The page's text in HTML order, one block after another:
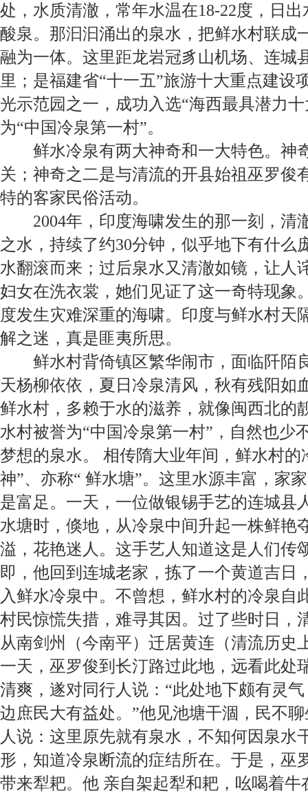
处，水质清澈，常年水温在18-22度，日出
酸泉。那汩汩涌出的泉水，把鲜水村联成
融为一体。这里距龙岩冠豸山机场、连城
里；是福建省“十一五”旅游十大重点建设
光示范园之一，成功入选“海西最具潜力
为“中国冷泉第一村”。
鲜水冷泉有两大神奇和一大特色。神
关；神奇之二是与清流的开县始祖巫罗俊
特的客家民俗活动。
2004年，印度海啸发生的那一刻，清
之水，持续了约30分钟，似乎地下有什么
水翻滚而来；过后泉水又清澈如镜，让人
妇女在洗衣裳，她们见证了这一奇特现象
度发生灾难深重的海啸。印度与鲜水村天
解之迷，真是匪夷所思。
鲜水村背倚镇区繁华闹市，面临阡陌
天杨柳依依，夏日冷泉清风，秋有残阳如
鲜水村，多赖于水的滋养，就像闽西北的
水村被誉为“中国冷泉第一村”，自然也少
梦想的泉水。
相传隋大业年间，鲜水村
神”、亦称“ 鲜水塘”。这里水源丰富，家
是富足。一天，一位做银锡手艺的连城县
水塘时，倏地，从冷泉中间升起一株鲜艳
溢，花艳迷人。这手艺人知道这是人们传
即，他回到连城老家，拣了一个黄道吉日
入鲜水冷泉中。不曾想，鲜水村的冷泉自
村民惊慌失措，难寻其因。过了些时日，
从南剑州（今南平）迁居黄连（清流历史
一天， 巫罗俊到长汀路过此地，远看此处
清爽，遂对同行人说：“此处地下颇有灵
边庶民大有益处。”他见池塘干涸，民不
人说：这里原先就有泉水，不知何因泉水
形，知道冷泉断流的症结所在。 于是， 巫
带来犁耙。他 亲自架起犁和耙，吆喝着牛